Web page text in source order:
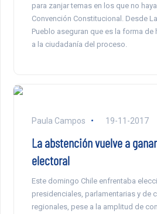
para zanjar temas en los que no
Convención Constitucional. Desde
Pueblo aseguran que es la forma de
a la ciudadanía del proceso.
Paula Campos 19-11-2017
La abstención vuelve a
electoral
Este domingo Chile enfrentaba
presidenciales, parlamentarias y de
regionales, pese a la amplitud de